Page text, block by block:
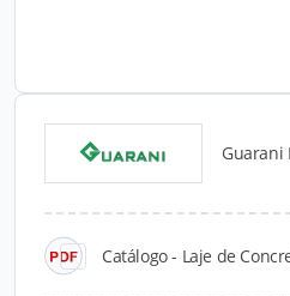
Guarani
Catálogo - Laje de
Catálogos